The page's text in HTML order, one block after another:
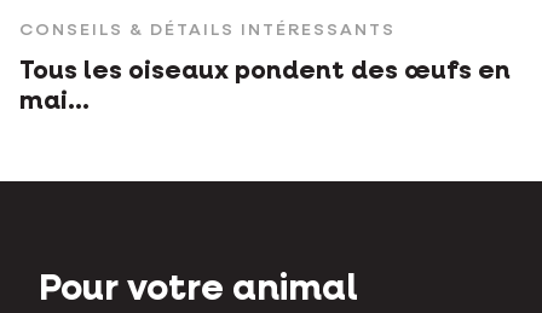
CONSEILS & DÉTAILS INTÉRESSANTS
Tous les oiseaux pondent des œufs en
mai…
Pour votre animal